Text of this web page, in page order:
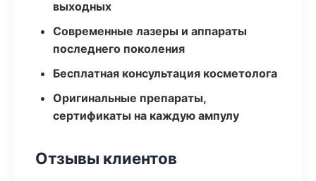
выходных
Современные лазеры и аппараты
последнего поколения
Бесплатная консультация косметолога
Оригинальные препараты,
сертификаты на каждую ампулу
Отзывы клиентов